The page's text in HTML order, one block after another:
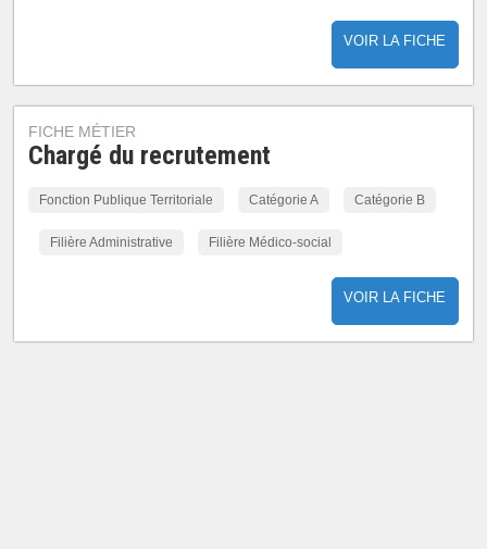
VOIR LA FICHE
FICHE MÉTIER
Chargé du recrutement
Fonction Publique Territoriale Catégorie A Catégorie B
Filière Administrative Filière Médico-social
VOIR LA FICHE